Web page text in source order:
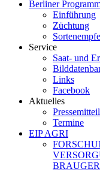
Berliner
Einführung
Züchtung
Service
Saat- und
Links
Facebook
Aktuelles
Termine
EIP AGRI